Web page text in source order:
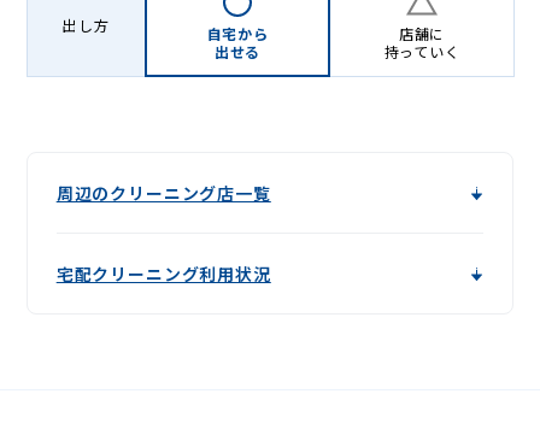
出し方
自宅から
出せる
店舗に
持っていく
周辺のクリーニング店一覧
宅配クリーニング利用状況